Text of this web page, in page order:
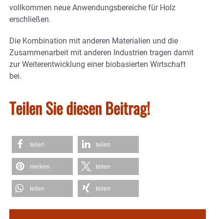
vollkommen neue Anwendungsbereiche für Holz
erschließen.
Die Kombination mit anderen Materialien und die
Zusammenarbeit mit anderen Industrien tragen damit
zur Weiterentwicklung einer biobasierten Wirtschaft
bei.
Teilen Sie diesen Beitrag!
teilen teilen
merken teilen
teilen teilen